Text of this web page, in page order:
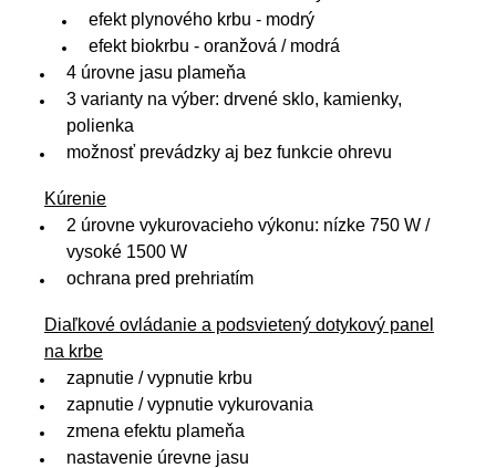
efekt plynového krbu - modrý
efekt biokrbu - oranžová / modrá
4 úrovne jasu plameňa
3 varianty na výber: drvené sklo, kamienky,
polienka
možnosť prevádzky aj bez funkcie ohrevu
Kúrenie
2 úrovne vykurovacieho výkonu: nízke 750 W /
vysoké 1500 W
ochrana pred prehriatím
Diaľkové ovládanie a podsvietený dotykový panel
na krbe
zapnutie / vypnutie krbu
zapnutie / vypnutie vykurovania
zmena efektu plameňa
nastavenie úrevne jasu